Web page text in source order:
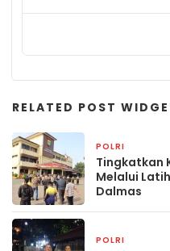
RELATED POST
POLRI
Tingkatkan
Melalui
Dalmas
POLRI